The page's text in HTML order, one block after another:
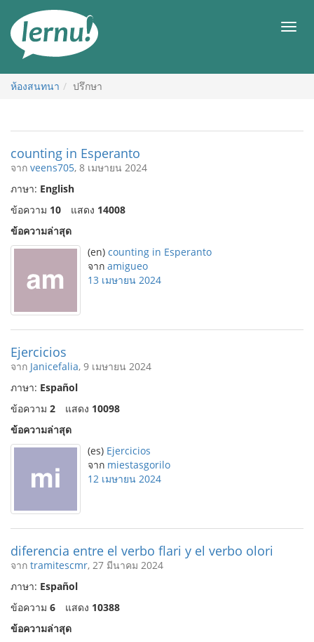
สารบัญ
เมนู
ห้องสนทนา ปรึกษา
counting in Esperanto
จาก veens705, 8 เมษายน 2024
ภาษา: English
ข้อความ 10 แสดง 14008
ข้อความล่าสุด
(en) counting in Esperanto
จาก amigueo
13 เมษายน 2024
Ejercicios
จาก Janicefalia, 9 เมษายน 2024
ภาษา: Español
ข้อความ 2 แสดง 10098
ข้อความล่าสุด
(es) Ejercicios
จาก miestasgorilo
12 เมษายน 2024
diferencia entre el verbo flari y el verbo olori
จาก tramitescmr, 27 มีนาคม 2024
ภาษา: Español
ข้อความ 6 แสดง 10388
ข้อความล่าสุด